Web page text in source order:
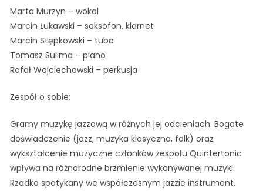
Marta Murzyn – wokal
Marcin Łukawski – saksofon, klarnet
Marcin Stępkowski – tuba
Tomasz Sulima – piano
Rafał Wojciechowski – perkusja
Zespół o sobie:
Gramy muzykę jazzową w różnych jej odcieniach. Bogate
doświadczenie (jazz, muzyka klasyczna, folk) oraz
wykształcenie muzyczne członków zespołu Quintertonic
wpływa na różnorodne brzmienie wykonywanej muzyki.
Rzadko spotykany we współczesnym jazzie instrument,